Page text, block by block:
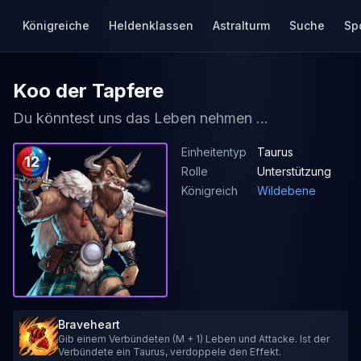
Königreiche Heldenklassen Astralturm Suche
Koo der Tapfere
Du könntest uns das Leben nehmen ...
12
Einheitentyp
Taurus
Rolle
Unterstützung
Königreich
Wildebene
Braveheart
Gib einem Verbündeten (M + 1) Leben und Attacke. Ist der
Verbündete ein Taurus, verdoppele den Effekt.